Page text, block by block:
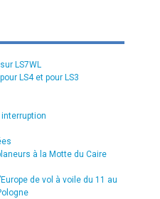
LS7WL
LS4 et pour LS3
interruption
à la Motte du Caire
de vol à voile du 11 au